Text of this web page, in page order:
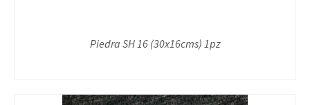
Piedra SH 16 (30x16cms) 1pz